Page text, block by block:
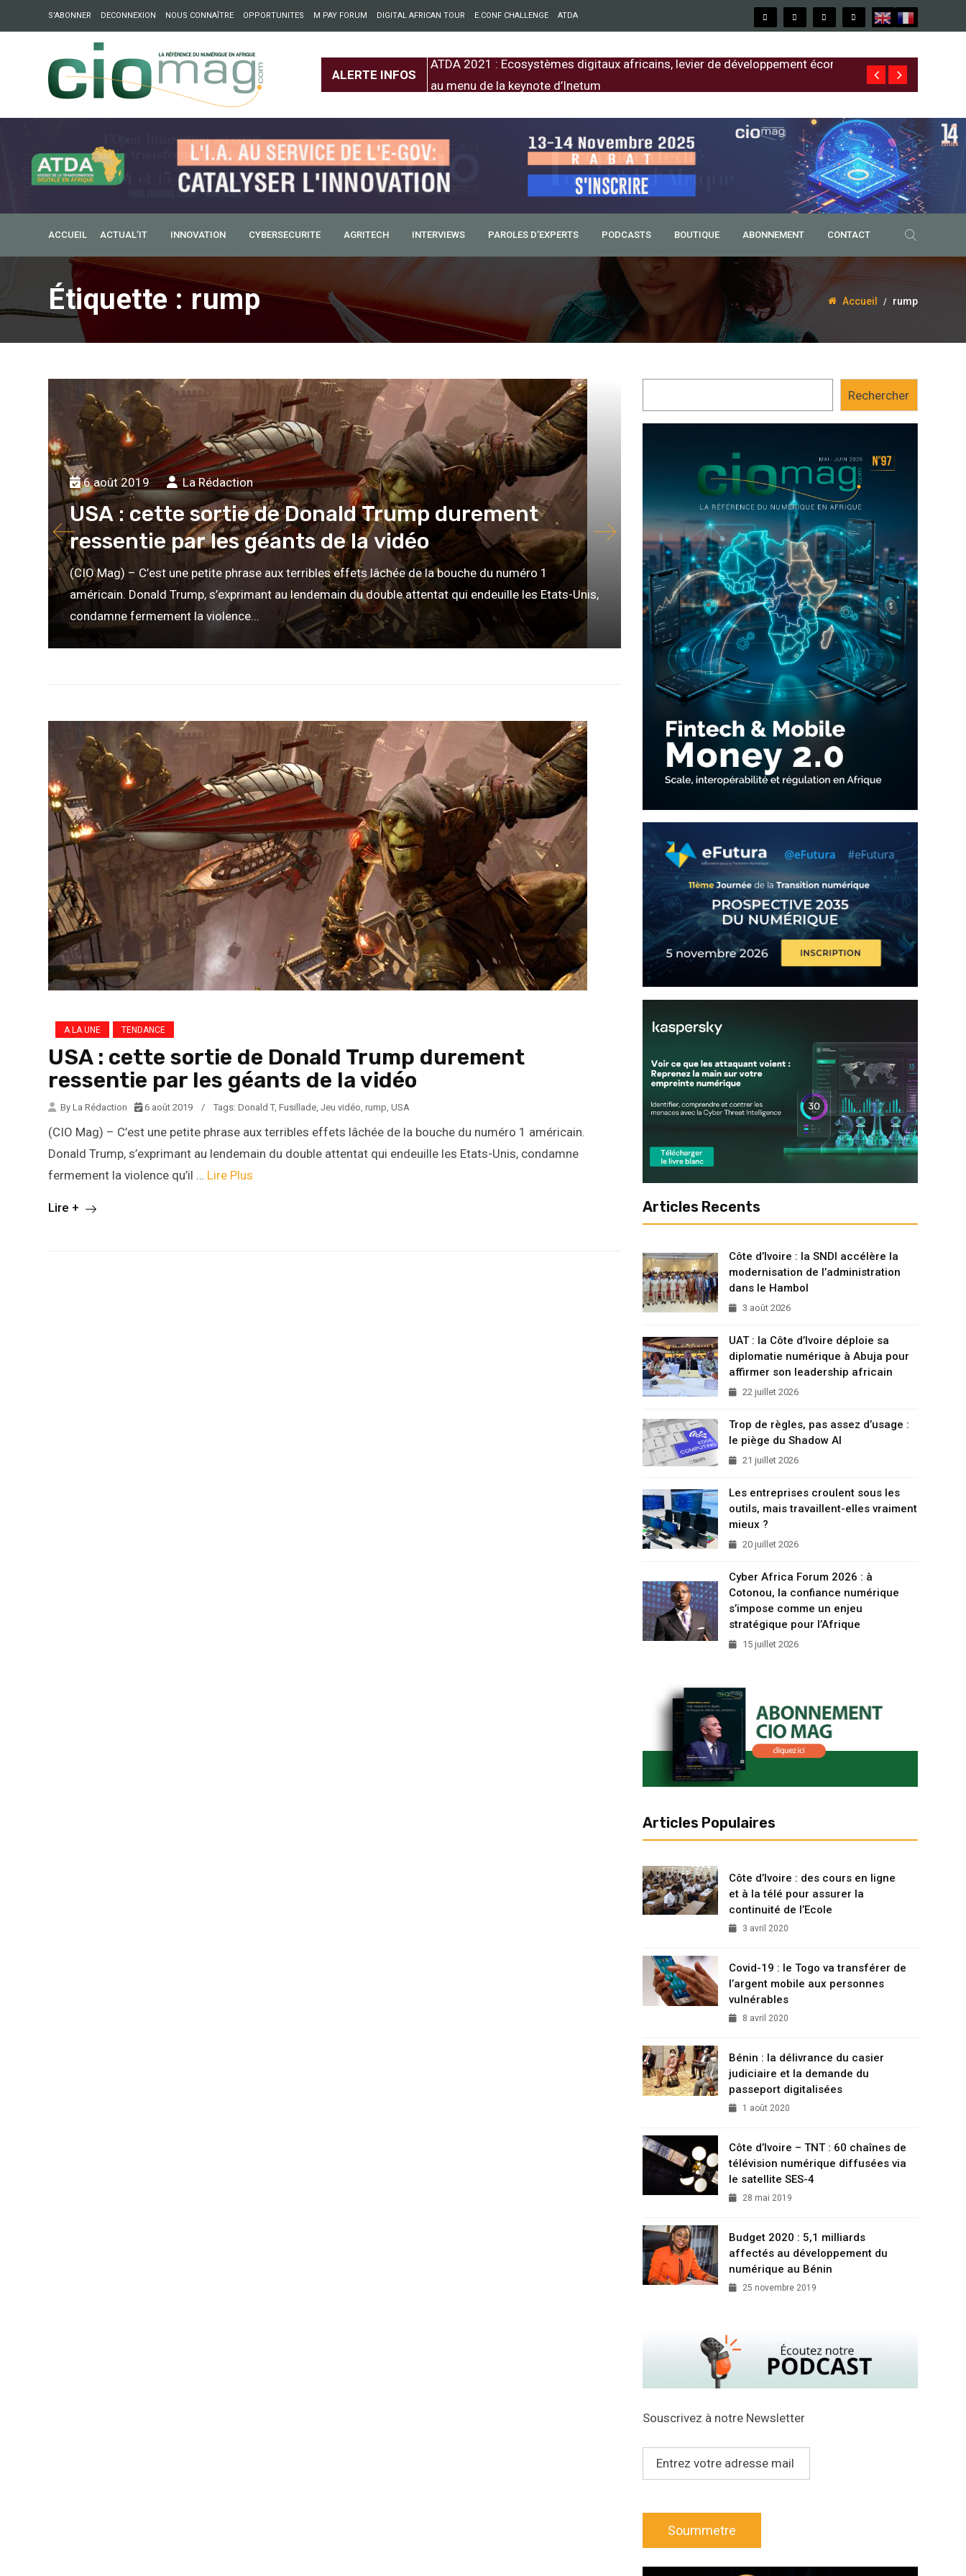
S’ABONNER DECONNEXION NOUS CONNAÎTRE OPPORTUNITES M PAY FORUM DIGITAL AFRICAN TOUR E.CONF CHALLENGE ATDA
ALERTE INFOS
: Partech Shaker lance Chapter54 pour créer des ponts entre l’Europe et
ATDA 2021 : Ecosystèmes digitaux africains, levier de développement économique
au menu de la keynote d’Inetum
Free au
ACCUEIL ACTUAL’IT INNOVATION CYBERSECURITE AGRITECH INTERVIEWS PAROLES D’EXPERTS PODCASTS BOUTIQUE ABONNEMENT CONTACT
Étiquette : rump Accueil rump
6 août 2019 La Rédaction
USA : cette sortie de Donald Trump durement
ressentie par les géants de la vidéo
(CIO Mag) – C’est une petite phrase aux terribles effets lâchée de la bouche du numéro 1
américain. Donald Trump, s’exprimant au lendemain du double attentat qui endeuille les Etats-Unis,
condamne fermement la violence...
A LA UNE TENDANCE
USA : cette sortie de Donald Trump durement
ressentie par les géants de la vidéo
By La Rédaction 6 août 2019 / Tags: Donald T, Fusillade, Jeu vidéo, rump, USA
(CIO Mag) – C’est une petite phrase aux terribles effets lâchée de la bouche du numéro 1 américain.
Donald Trump, s’exprimant au lendemain du double attentat qui endeuille les Etats-Unis, condamne
fermement la violence qu’il … Lire Plus
Lire +
Rechercher
Articles Recents
Côte d’Ivoire : la SNDI accélère la
modernisation de l’administration
dans le Hambol
3 août 2026
UAT : la Côte d’Ivoire déploie sa
diplomatie numérique à Abuja pour
affirmer son leadership africain
22 juillet 2026
Trop de règles, pas assez d’usage :
le piège du Shadow AI
21 juillet 2026
Les entreprises croulent sous les
outils, mais travaillent-elles vraiment
mieux ?
20 juillet 2026
Cyber Africa Forum 2026 : à
Cotonou, la confiance numérique
s’impose comme un enjeu
stratégique pour l’Afrique
15 juillet 2026
Articles Populaires
Côte d’Ivoire : des cours en ligne
et à la télé pour assurer la
continuité de l’Ecole
3 avril 2020
Covid-19 : le Togo va transférer de
l’argent mobile aux personnes
vulnérables
8 avril 2020
Bénin : la délivrance du casier
judiciaire et la demande du
passeport digitalisées
1 août 2020
Côte d’Ivoire – TNT : 60 chaînes de
télévision numérique diffusées via
le satellite SES-4
28 mai 2019
Budget 2020 : 5,1 milliards
affectés au développement du
numérique au Bénin
25 novembre 2019
Souscrivez à notre Newsletter